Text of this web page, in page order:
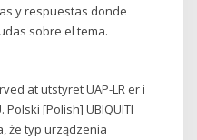
y respuestas donde
sobre el tema.
at utstyret UAP-LR er i
[Polish] UBIQUITI
że typ urządzenia